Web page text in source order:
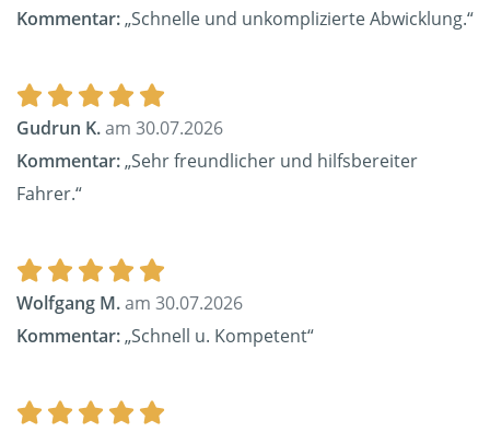
Kommentar:„Schnelle und unkomplizierte Abwicklung.“
Gudrun K.am 30.07.2026
Kommentar:„Sehr freundlicher und hilfsbereiter
Fahrer.“
Wolfgang M.am 30.07.2026
Kommentar:„Schnell u. Kompetent“